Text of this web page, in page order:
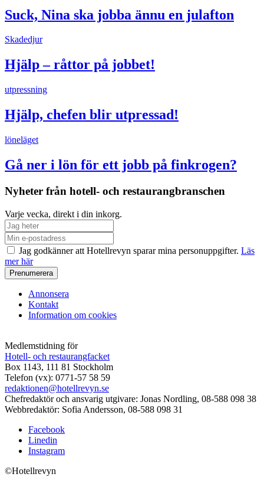
Suck, Nina ska jobba ännu en julafton
Skadedjur
Hjälp – råttor på jobbet!
utpressning
Hjälp, chefen blir utpressad!
löneläget
Gå ner i lön för ett jobb på finkrogen?
Nyheter från hotell- och restaurangbranschen
Varje vecka, direkt i din inkorg.
Jag godkänner att Hotellrevyn sparar mina personuppgifter. Läs
mer här
Annonsera
Kontakt
Information om cookies
Medlemstidning för
Hotell- och restaurangfacket
Box 1143, 111 81 Stockholm
Telefon (vx): 0771-57 58 59
redaktionen@hotellrevyn.se
Chefredaktör och ansvarig utgivare: Jonas Nordling, 08-588 098 38
Webbredaktör: Sofia Andersson, 08-588 098 31
Facebook
Linedin
Instagram
©Hotellrevyn